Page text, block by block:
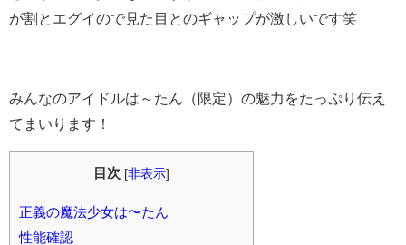
が割とエグイので見た目とのギャップが激しいです笑
みんなのアイドルは～たん（限定）の魅力をたっぷり伝え
てまいります！
目次 [非表示]
正義の魔法少女は〜たん
性能確認